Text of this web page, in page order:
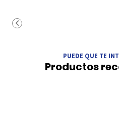
PUEDE QUE TE
Productos